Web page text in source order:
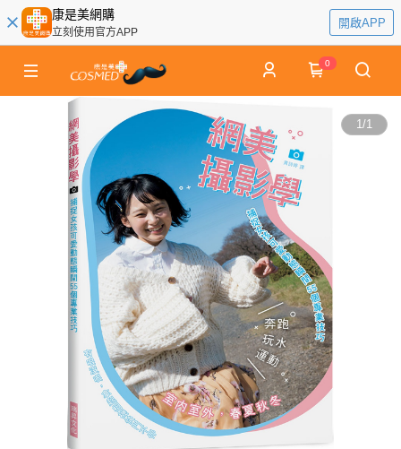
康是美網購
立刻使用官方APP
開啟APP
0
1/1